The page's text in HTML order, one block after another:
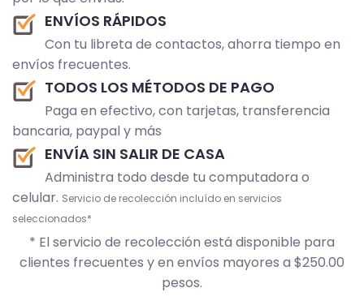
ENVÍOS RÁPIDOS
Con tu libreta de contactos, ahorra tiempo en
envíos frecuentes.
TODOS LOS MÉTODOS DE PAGO
Paga en efectivo, con tarjetas, transferencia
bancaria, paypal y más
ENVÍA SIN SALIR DE CASA
Administra todo desde tu computadora o
celular. Servicio de recolección incluído en servicios
seleccionados*
* El servicio de recolección está disponible para
clientes frecuentes y en envíos mayores a $250.00
pesos.